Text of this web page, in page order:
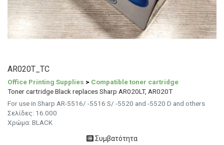
AR020T_TC
Office Printing Supplies > Compatible toner cartridge
Toner cartridge Black replaces Sharp AR020LT, AR020T
For use in Sharp AR-5516/ -5516 S/ -5520 and -5520 D and others
Σελίδες: 16.000
Χρώμα: BLACK
Συμβατότητα